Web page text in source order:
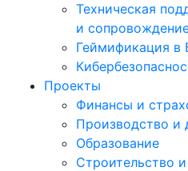
Техническая
и
Геймификация в
Проекты
Финансы и
Производство и
Образование
Строительство